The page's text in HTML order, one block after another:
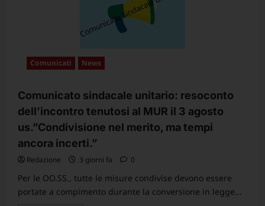
Comunicati News
Comunicato sindacale unitario: resoconto
dell’incontro tenutosi al MUR il 3 agosto
us.”Condivisione nel merito, ma tempi
ancora incerti.”
Redazione 3 giorni fa 0
Per le OO.SS., tutte le misure condivise devono essere
portate a compimento durante la conversione in legge...